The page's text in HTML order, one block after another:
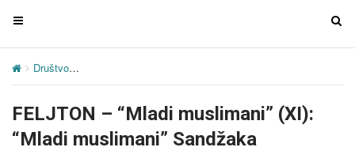
T
g
e
n
T
Društvo
FELJTON – “Mladi muslimani” (XI):
“Mladi muslimani” Sandžaka